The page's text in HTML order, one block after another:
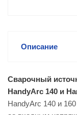
Описание
Сварочный
HandyArc 140 и
HandyArc 140 и